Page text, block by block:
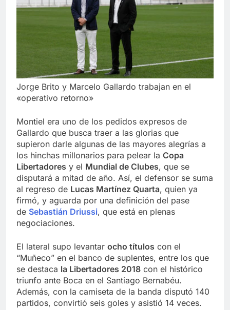
Jorge Brito y Marcelo Gallardo trabajan en el
«operativo retorno»
Montiel era uno de los pedidos expresos de
Gallardo que busca traer a las glorias que
supieron darle algunas de las mayores alegrías a
los hinchas millonarios para pelear la Copa
Libertadores y el Mundial de Clubes, que se
disputará a mitad de año. Así, el defensor se suma
al regreso de Lucas Martínez Quarta, quien ya
firmó, y aguarda por una definición del pase
de Sebastián Driussi, que está en plenas
negociaciones.
El lateral supo levantar ocho títulos con el
“Muñeco” en el banco de suplentes, entre los que
se destaca la Libertadores 2018 con el histórico
triunfo ante Boca en el Santiago Bernabéu.
Además, con la camiseta de la banda disputó 140
partidos, convirtió seis goles y asistió 14 veces.